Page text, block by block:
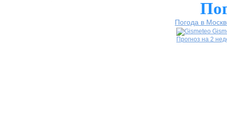
Погода в
Прогноз на 2